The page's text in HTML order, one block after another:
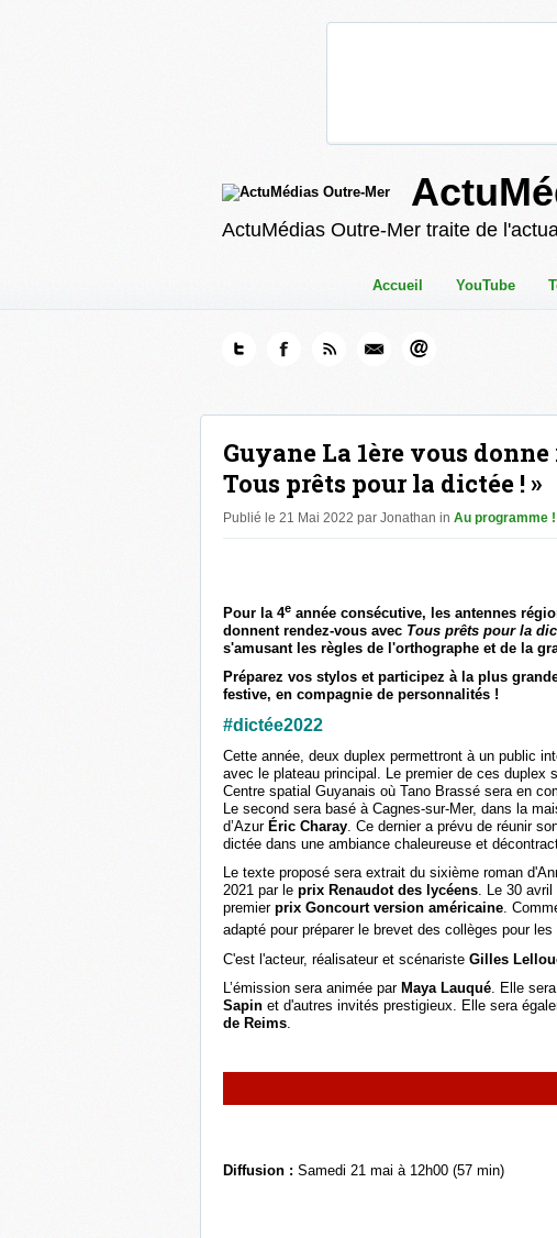
ActuMédias Outre-Mer traite de
Accueil YouTube
Guyane La 1ère vous
Tous prêts pour la dictée ! »
Publié le 21 Mai 2022 par Jonathan in Au programme !
Pour la 4e année consécutive, les antennes
donnent rendez-vous avec Tous prêts pour la
s'amusant les règles de l'orthographe et de la
Préparez vos stylos et participez à la plus
festive, en compagnie de personnalités !
#dictée2022
Cette année, deux duplex permettront à un public
avec le plateau principal. Le premier de ces
Centre spatial Guyanais où Tano Brassé sera en
Le second sera basé à Cagnes-sur-Mer, dans la
d’Azur Éric Charay. Ce dernier a prévu de réunir
dictée dans une ambiance chaleureuse et
Le texte proposé sera extrait du sixième roman
2021 par le prix Renaudot des lycéens. Le 30 avril
premier prix Goncourt version américaine.
adapté pour préparer le brevet des collèges pour
C'est l'acteur, réalisateur et scénariste Gilles
L’émission sera animée par Maya Lauqué . Elle
Sapin et d'autres invités prestigieux. Elle sera
de Reims
Diffusion : Samedi 21 mai à 12h00 (57 min)